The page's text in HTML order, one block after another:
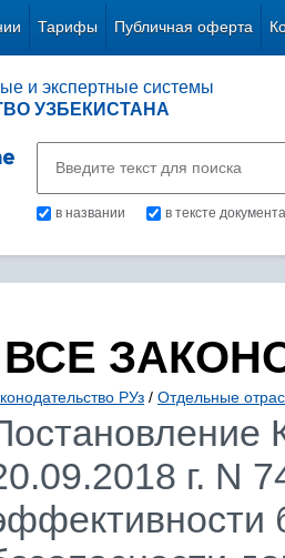
Тарифы Публичная оферта
и экспертные системы
УЗБЕКИСТАНА
в названии в тексте документа
ВСЕ
РУз / Отдельные
г. N